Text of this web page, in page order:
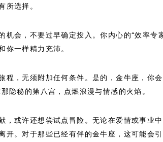
选择。
机会，不要过早确定投入。你内心的“效率专
一样精力充沛。
程，无须附加任何条件。是的，金牛座，你
隐秘的第八宫，点燃浪漫与情感的火焰。
或许还想尝试点冒险。无论在爱情或事业
开。对于那些已经有伴的金牛座，这可能会